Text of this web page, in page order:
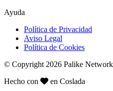
Ayuda
Política de Privacidad
Aviso Legal
Política de Cookies
© Copyright 2026 Palike
Hecho con
en Coslada